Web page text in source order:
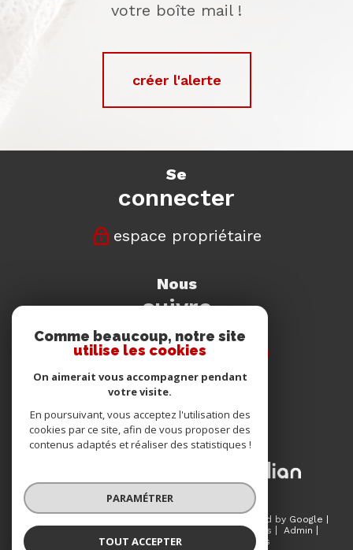
votre boîte mail !
créer l'alerte
se
connecter
espace propriétaire
nous
suivre
nous
adhérons
© 2026 | Tous droits réservés | Traduction powered by Google |
Nos honoraires
Admin
Partenaires
Politique RGPD Cookies
Comme beaucoup, notre site
utilise les cookies
On aimerait vous accompagner pendant
votre visite.
En poursuivant, vous acceptez l'utilisation des
cookies par ce site, afin de vous proposer des
contenus adaptés et réaliser des statistiques !
PARAMÉTRER
TOUT ACCEPTER